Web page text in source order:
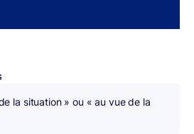
la situation » ou « au vue de la